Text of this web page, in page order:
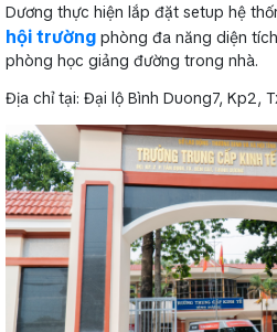
Dương thực hiện lắp đặt setup hệ
hội trường phòng đa năng diện
phòng học giảng đường trong nhà.
Địa chỉ tại: Đại lộ Bình Duong7, Kp2,